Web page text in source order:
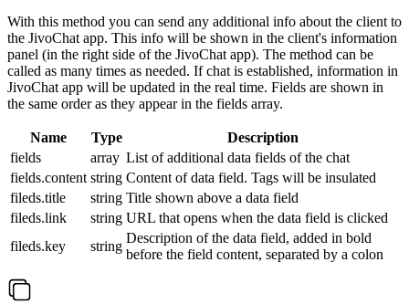
With this method you can send any additional info about the client to
the JivoChat app. This info will be shown in the client's information
panel (in the right side of the JivoChat app). The method can be
called as many times as needed. If chat is established, information in
JivoChat app will be updated in the real time. Fields are shown in
the same order as they appear in the fields array.
Name Type
Description
fields
array List of additional data fields of the chat
fields.content string Content of data field. Tags will be insulated
fileds.title
string Title shown above a data field
fileds.link
string URL that opens when the data field is clicked
fileds.key
string
Description of the data field, added in bold
before the field content, separated by a colon